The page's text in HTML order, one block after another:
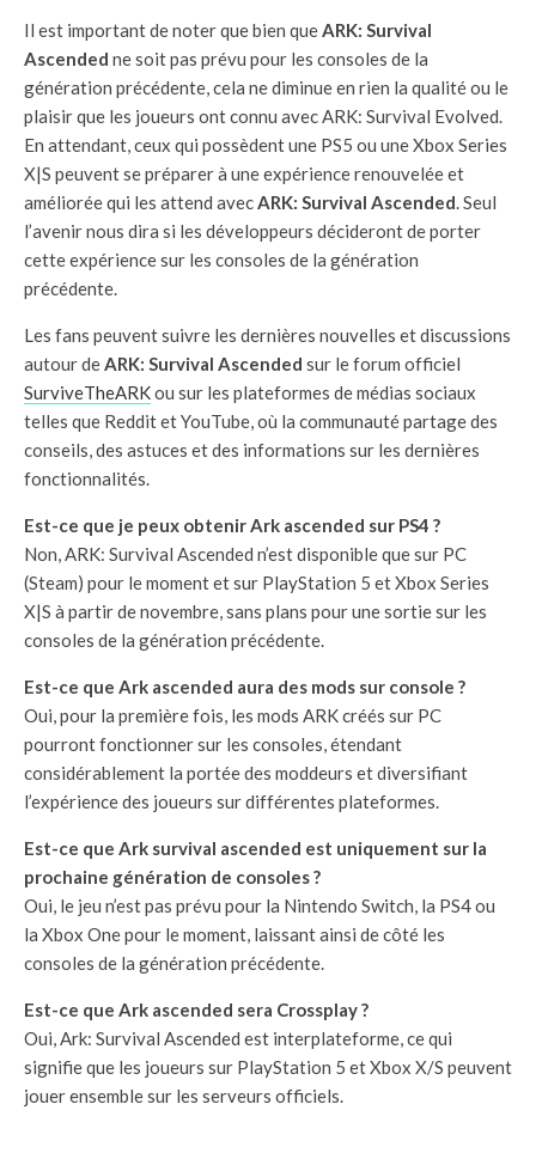
Il est important de noter que bien queARK: Survival
Ascended ne soit pas prévu pour les consoles de la
génération précédente, cela ne diminue en rien la qualité ou le
plaisir que les joueurs ont connu avec ARK: Survival Evolved.
En attendant, ceux qui possèdent une PS5 ou une Xbox Series
X|S peuvent se préparer à une expérience renouvelée et
améliorée qui les attend avecARK: Survival Ascended. Seul
l’avenir nous dira si les développeurs décideront de porter
cette expérience sur les consoles de la génération
précédente.
Les fans peuvent suivre les dernières nouvelles et discussions
autour deARK: Survival Ascended sur le forum officiel
SurviveTheARKou sur les plateformes de médias sociaux
telles que Reddit et YouTube, où la communauté partage des
conseils, des astuces et des informations sur les dernières
fonctionnalités.
Est-ce que je peux obtenir Ark ascended sur PS4 ?
Non, ARK: Survival Ascended n’est disponible que sur PC
(Steam) pour le moment et sur PlayStation 5 et Xbox Series
X|S à partir de novembre, sans plans pour une sortie sur les
consoles de la génération précédente.
Est-ce que Ark ascended aura des mods sur console ?
Oui, pour la première fois, les mods ARK créés sur PC
pourront fonctionner sur les consoles, étendant
considérablement la portée des moddeurs et diversifiant
l’expérience des joueurs sur différentes plateformes.
Est-ce que Ark survival ascended est uniquement sur la
prochaine génération de consoles ?
Oui, le jeu n’est pas prévu pour la Nintendo Switch, la PS4 ou
la Xbox One pour le moment, laissant ainsi de côté les
consoles de la génération précédente.
Est-ce que Ark ascended sera Crossplay ?
Oui, Ark: Survival Ascended est interplateforme, ce qui
signifie que les joueurs sur PlayStation 5 et Xbox X/S peuvent
jouer ensemble sur les serveurs officiels.